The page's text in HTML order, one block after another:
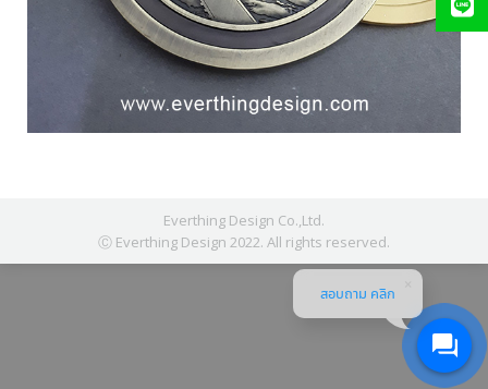
Everthing Design Co.,Ltd.
Ⓒ Everthing Design 2022. All rights reserved.
สอบถาม คลิก